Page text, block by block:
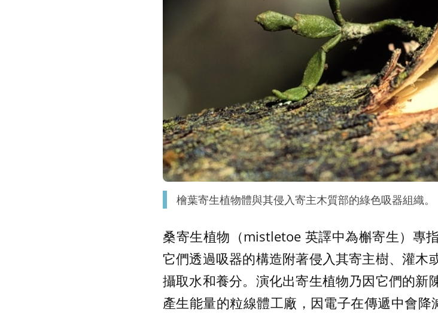
檜葉寄生植物體與其侵入寄主木質部的綠色吸器組織。
桑寄生植物（mistletoe 英譯中為槲寄生）專
它們透過吸器的構造附著侵入其寄主樹、灌木
攝取水和養分。演化出寄生植物乃因它們的新
產生能量的粒線體工廠，因電子在傳遞中會